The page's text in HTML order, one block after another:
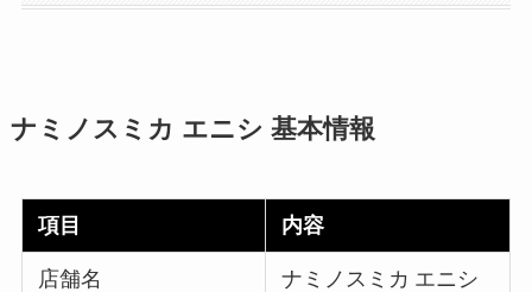
ナミノスミカ エニシ 基本情報
項目 内容
店舗名 ナミノスミカ エニシ